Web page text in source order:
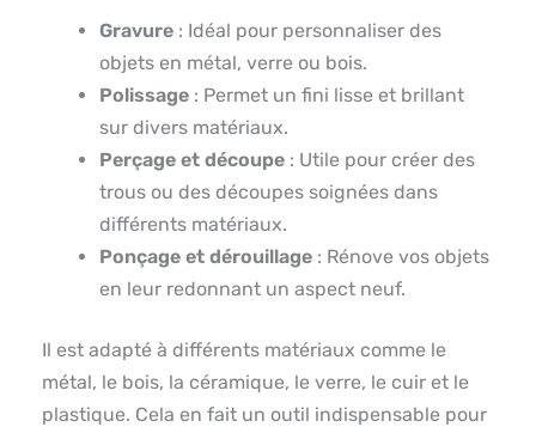
Gravure : Idéal pour personnaliser des
objets en métal, verre ou bois.
Polissage : Permet un fini lisse et brillant
sur divers matériaux.
Perçage et découpe : Utile pour créer des
trous ou des découpes soignées dans
différents matériaux.
Ponçage et dérouillage : Rénove vos objets
en leur redonnant un aspect neuf.
Il est adapté à différents matériaux comme le
métal, le bois, la céramique, le verre, le cuir et le
plastique. Cela en fait un outil indispensable pour